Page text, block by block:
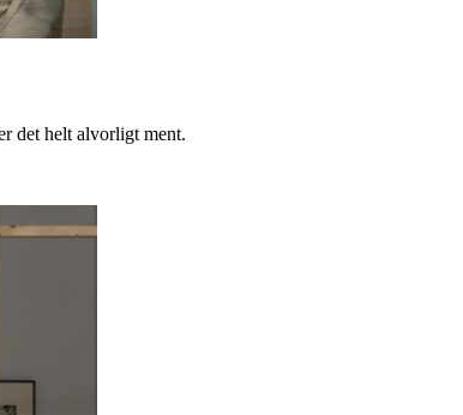
det helt alvorligt ment.